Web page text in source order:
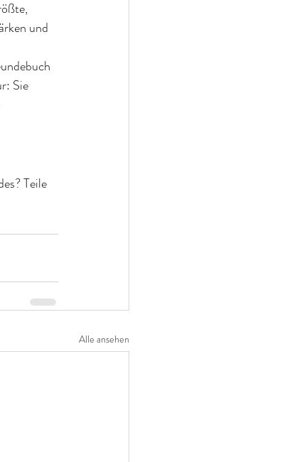
und
Sie
Teile
Alle ansehen